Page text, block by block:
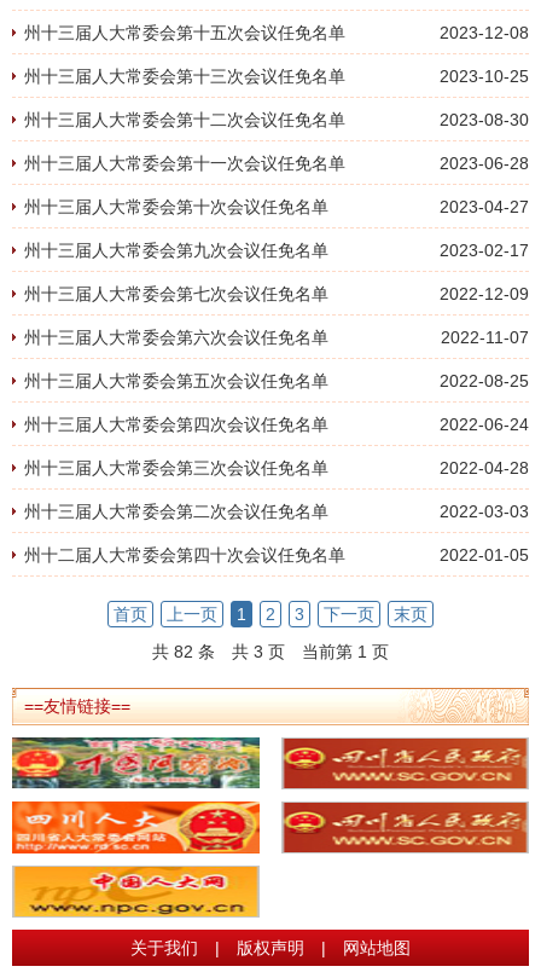
州十三届人大常委会第十五次会议任免名单 2023-12-08
州十三届人大常委会第十三次会议任免名单 2023-10-25
州十三届人大常委会第十二次会议任免名单 2023-08-30
州十三届人大常委会第十一次会议任免名单 2023-06-28
州十三届人大常委会第十次会议任免名单 2023-04-27
州十三届人大常委会第九次会议任免名单 2023-02-17
州十三届人大常委会第七次会议任免名单 2022-12-09
州十三届人大常委会第六次会议任免名单 2022-11-07
州十三届人大常委会第五次会议任免名单 2022-08-25
州十三届人大常委会第四次会议任免名单 2022-06-24
州十三届人大常委会第三次会议任免名单 2022-04-28
州十三届人大常委会第二次会议任免名单 2022-03-03
州十二届人大常委会第四十次会议任免名单 2022-01-05
首页 上一页 1 2 3 下一页
末页
共 82 条
共 3 页 当前第 1 页
==友情链接==
关于我们 | 版权声明 | 网站地图